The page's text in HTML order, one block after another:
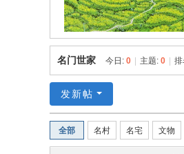
名门世家 今日: 0 主题: 0 排
发新帖
全部 名村 名宅 文物